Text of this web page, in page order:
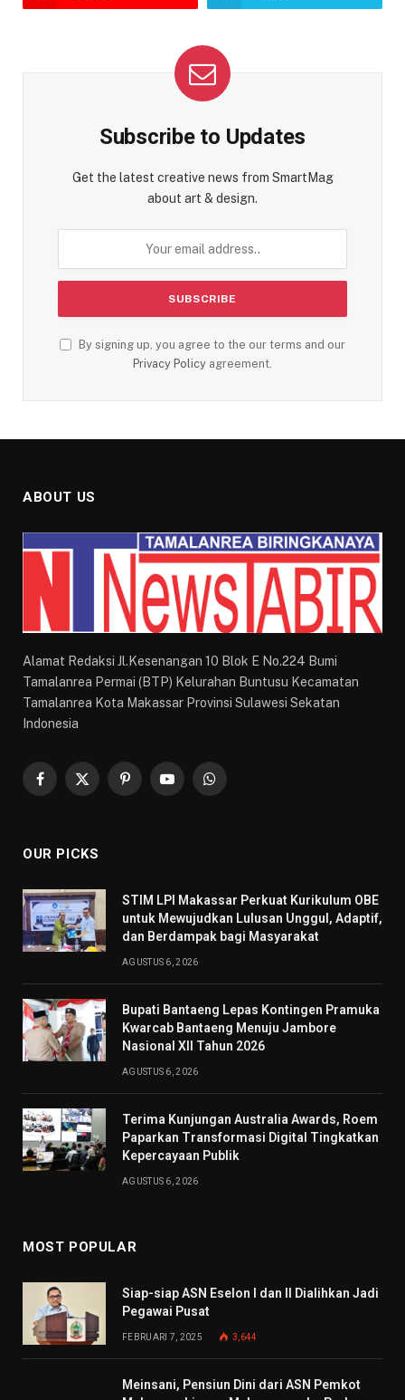
Subscribe to Updates
Get the latest creative news from SmartMag
about art & design.
By signing up, you agree to the our terms and our
Privacy Policy agreement.
ABOUT US
Alamat Redaksi Jl.Kesenangan 10 Blok E No.224 Bumi
Tamalanrea Permai (BTP) Kelurahan Buntusu Kecamatan
Tamalanrea Kota Makassar Provinsi Sulawesi Sekatan
Indonesia
Facebook
X
PinterestYouTubeWhatsApp
OUR PICKS
STIM LPI Makassar Perkuat Kurikulum OBE
untuk Mewujudkan Lulusan Unggul, Adaptif,
dan Berdampak bagi Masyarakat
AGUSTUS 6, 2026
Bupati Bantaeng Lepas Kontingen Pramuka
Kwarcab Bantaeng Menuju Jambore
Nasional XII Tahun 2026
AGUSTUS 6, 2026
Terima Kunjungan Australia Awards, Roem
Paparkan Transformasi Digital Tingkatkan
Kepercayaan Publik
AGUSTUS 6, 2026
MOST POPULAR
Siap-siap ASN Eselon I dan II Dialihkan Jadi
Pegawai Pusat
FEBRUARI 7, 2025 3,644
Meinsani, Pensiun Dini dari ASN Pemkot